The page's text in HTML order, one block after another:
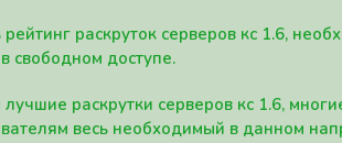
рейтинг раскруток серверов кс 1.6,
свободном доступе.
раскрутки серверов кс 1.6,
весь необходимый в данном